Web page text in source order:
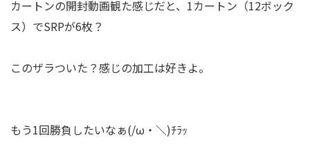
カートンの開封動画観た感じだと、1カートン（12ボック
ス）でSRPが6枚？
このザラついた？感じの加工は好きよ。
もう1回勝負したいなぁ(/ω・＼)ﾁﾗｯ